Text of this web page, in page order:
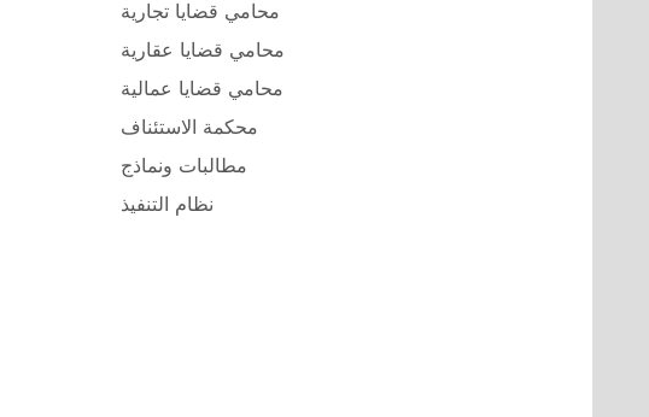
محامي قضايا تجارية
محامي قضايا عقارية
محامي قضايا عمالية
محكمة الاستئناف
مطالبات ونماذج
نظام التنفيذ